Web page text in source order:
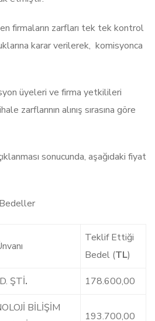
firmaların zarfları tek tek kontrol
karar verilerek, komisyonca
üyeleri ve firma yetkilileri
zarflarının alınış sırasına göre
sonucunda, aşağıdaki fiyat
Teklif Ettiği
Bedel (TL)
ŞTİ. 178.600,00
BİLİŞİM
193.700,00